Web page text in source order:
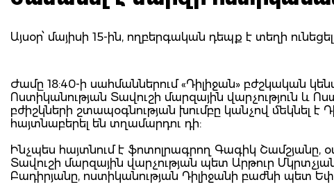
Այսօր՝ մայիսի 15-ին, ողբերգական դեպք է տեղի
Ժամը 18:40-ի սահմաններում «Դիլիջան» բժշկական
Ոստիկանության Տավուշի մարզային վարչություն և
բժիշկների շտապօգնության խումբը կանչով մեկնել
հայտնաբերել են տղամարդու դի:
Ինչպես հայտնում է ֆոտոլրագրող Գագիկ
Տավուշի մարզային վարչության պետ Արթուր
Բադիրյանը, ոստիկանության Դիլիջանի բաժնի պետ